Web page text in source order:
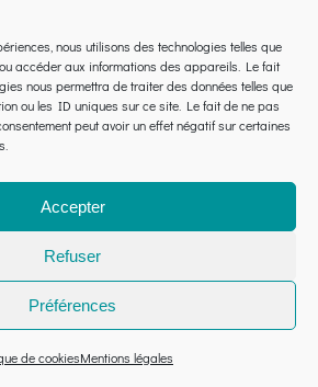
nous utilisons des technologies telles que
accéder aux informations des appareils. Le fait
nous permettra de traiter des données telles que
ou les ID uniques sur ce site. Le fait de ne pas
peut avoir un effet négatif sur certaines
Accepter
Refuser
Préférences
de cookiesMentions légales
Détails
YIN YANG GUA SHA
LE VISAGE
€